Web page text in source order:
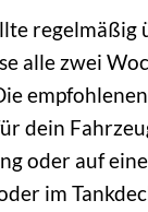
regelmäßig
alle zwei
empfohlenen
dein
oder auf
im